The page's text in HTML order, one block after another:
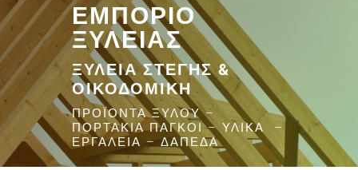
ΕΜΠΟΡΙΟ
ΞΥΛΕΙΑΣ
ΞΥΛΕΙΑ ΣΤΕΓΗΣ &
ΟΙΚΟΔΟΜΙΚΗ
ΠΡΟΪΟΝΤΑ ΞΥΛΟΥ –
ΠΟΡΤΑΚΙΑ ΠΑΓΚΟΙ – ΥΛΙΚΑ –
ΕΡΓΑΛΕΙΑ – ΔΑΠΕΔΑ